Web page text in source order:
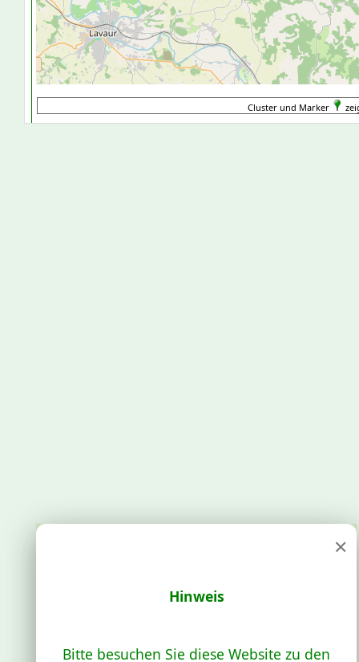
Cluster und Marker
×
Hinweis
Bitte besuchen Sie diese Website zu den